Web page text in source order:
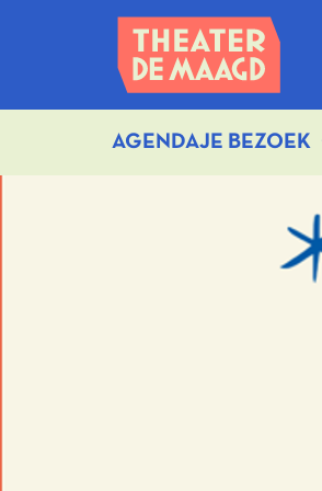
AGENDAJE BEZOEK